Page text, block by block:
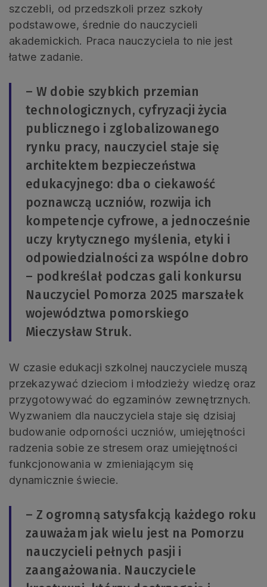
szczebli, od przedszkoli przez szkoły
podstawowe, średnie do nauczycieli
akademickich. Praca nauczyciela to nie jest
łatwe zadanie.
– W dobie szybkich przemian
technologicznych, cyfryzacji życia
publicznego i zglobalizowanego
rynku pracy, nauczyciel staje się
architektem bezpieczeństwa
edukacyjnego: dba o ciekawość
poznawczą uczniów, rozwija ich
kompetencje cyfrowe, a jednocześnie
uczy krytycznego myślenia, etyki i
odpowiedzialności za wspólne dobro
– podkreślał podczas gali konkursu
Nauczyciel Pomorza 2025 marszałek
województwa pomorskiego
Mieczysław Struk.
W czasie edukacji szkolnej nauczyciele muszą
przekazywać dzieciom i młodzieży wiedzę oraz
przygotowywać do egzaminów zewnętrznych.
Wyzwaniem dla nauczyciela staje się dzisiaj
budowanie odporności uczniów, umiejętności
radzenia sobie ze stresem oraz umiejętności
funkcjonowania w zmieniającym się
dynamicznie świecie.
– Z ogromną satysfakcją każdego roku
zauważam jak wielu jest na Pomorzu
nauczycieli pełnych pasji i
zaangażowania. Nauczyciele